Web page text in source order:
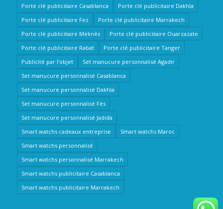
Porte clé publicitaire Casablanca
Porte clé publicitaire Dakhla
Porte clé publicitaire Fez
Porte clé publicitaire Marrakech
Porte clé publicitaire Meknès
Porte clé publicitaire Ouarzazate
Porte clé publicitaire Rabat
Porte clé publicitaire Tanger
Publicité par l’objet
Set manucure personnalisé Agadir
Set manucure personnalisé Casablanca
Set manucure personnalisé Dakhla
Set manucure personnalisé Fès
Set manucure personnalisé Jadida
Smart watchs cadeaux entreprise
Smart watchs Maroc
Smart watchs personnalisé
Smart watchs personnalisé Marrakech
Smart watchs publicitaire Casablanca
Smart watchs publicitaire Marrakech